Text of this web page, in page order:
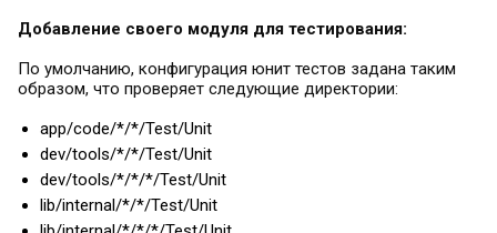
Добавление своего модуля для тестирования:
По умолчанию, конфигурация юнит тестов задана таким
образом, что проверяет следующие директории:
app/code/*/*/Test/Unit
dev/tools/*/*/Test/Unit
dev/tools/*/*/*/Test/Unit
lib/internal/*/*/Test/Unit